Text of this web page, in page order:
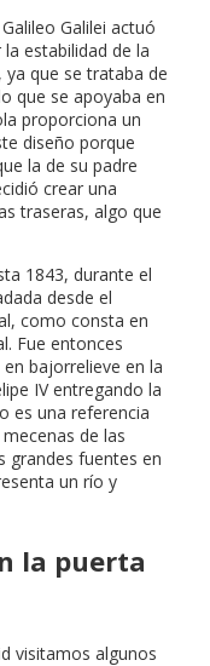
Galilei actuó
estabilidad de la
que se trataba de
que se apoyaba en
proporciona un
diseño porque
la de su padre
crear una
traseras, algo que
1843, durante el
desde el
como consta en
Fue entonces
bajorrelieve en la
IV entregando la
es una referencia
de las
grandes fuentes en
un río y
la puerta
visitamos algunos